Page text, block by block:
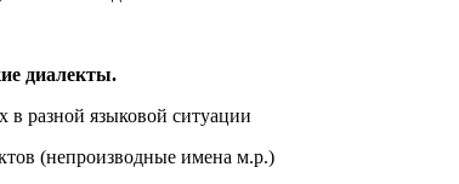
диалекты.
разной языковой ситуации
(непроизводные имена м.р.)